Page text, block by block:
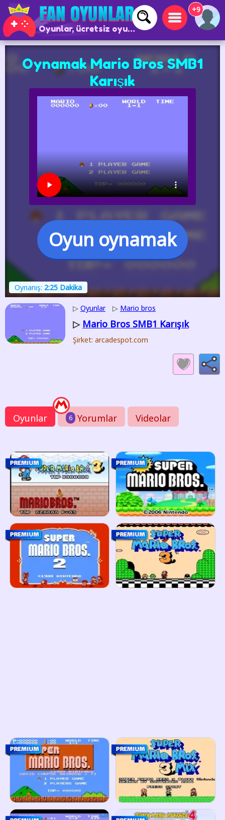
Oyunlar, ücretsiz oyunlar ve çevrimiçi oyunlar
+9
Oynamak Mario Bros SMB1
Karışık
Oyun oynamak
Oynanış: 2:25 Dakika
▷ Oyunlar ▷ Mario bros
▷ Mario Bros SMB1 Karışık
Şirket: arcadespot.com
Oyunlar 6 Yorumlar Videolar